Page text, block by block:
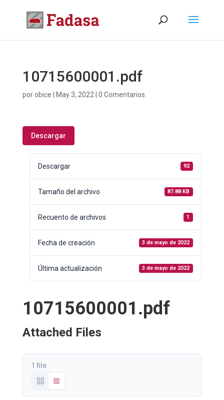
10715600001.pdf
porobice May 3, 2022 0 Comentarios
Descargar
Descargar 92
Tamaño del archivo 87.88 KB
Recuento de archivos 1
Fecha de creación 3 de mayo de 2022
Última actualización 3 de mayo de 2022
10715600001.pdf
Attached Files
1 file